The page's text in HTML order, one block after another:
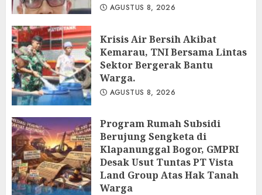
AGUSTUS 8, 2026
Krisis Air Bersih Akibat
Kemarau, TNI Bersama Lintas
Sektor Bergerak Bantu
Warga.
AGUSTUS 8, 2026
Program Rumah Subsidi
Berujung Sengketa di
Klapanunggal Bogor, GMPRI
Desak Usut Tuntas PT Vista
Land Group Atas Hak Tanah
Warga